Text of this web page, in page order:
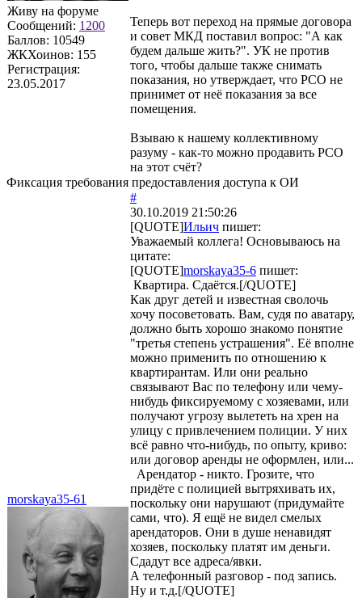
Живу на форуме
Сообщений: 1200
Баллов: 10549
ЖКХоинов: 155
Регистрация:
23.05.2017
Теперь вот переход на прямые договора
и совет МКД поставил вопрос: "А как
будем дальше жить?". УК не против
того, чтобы дальше также снимать
показания, но утверждает, что РСО не
принимет от неё показания за все
помещения.
Взываю к нашему коллективному
разуму - как-то можно продавить РСО
на этот счёт?
Фиксация требования предоставления доступа к ОИ
morskaya35-61
#
30.10.2019 21:50:26
[QUOTE]Ильич пишет:
Уважаемый коллега! Основываюсь на
цитате:
[QUOTE]morskaya35-6 пишет:
Квартира. Сдаётся.[/QUOTE]
Как друг детей и известная сволочь
хочу посоветовать. Вам, судя по аватару,
должно быть хорошо знакомо понятие
"третья степень устрашения". Её вполне
можно применить по отношению к
квартирантам. Или они реально
связывают Вас по телефону или чему-
нибудь фиксируемому с хозяевами, или
получают угрозу вылететь на хрен на
улицу с привлечением полиции. У них
всё равно что-нибудь, по опыту, криво:
или договор аренды не оформлен, или...
Арендатор - никто. Грозите, что
придёте с полицией вытряхивать их,
поскольку они нарушают (придумайте
сами, что). Я ещё не видел смелых
арендаторов. Они в душе ненавидят
хозяев, поскольку платят им деньги.
Сдадут все адреса/явки.
А телефонный разговор - под запись.
Ну и т.д.[/QUOTE]